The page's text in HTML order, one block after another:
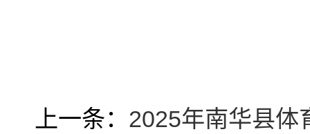
上一条： 2025年南华县体